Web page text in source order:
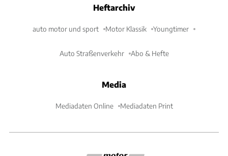
Heftarchiv
auto motor und sport Motor Klassik Youngtimer
Auto Straßenverkehr Abo & Hefte
Media
Mediadaten Online Mediadaten Print